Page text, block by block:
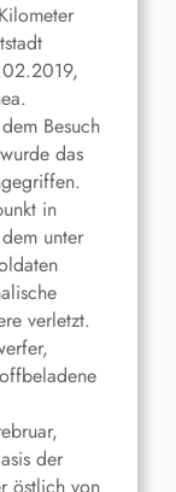
Besuch
das
in
unter
verletzt.
der